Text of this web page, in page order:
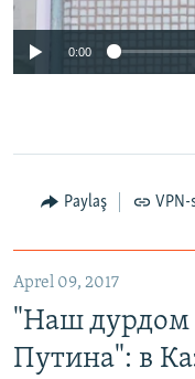
0:00
Paylaş VPN-
Aprel 09, 2017
"Наш дурдом
Путина": в